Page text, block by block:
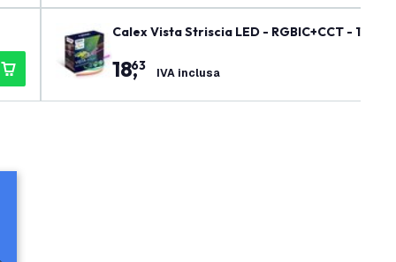
Calex Vista Striscia LED - RGBIC+CCT - 12W -
18,
63 IVA inclusa